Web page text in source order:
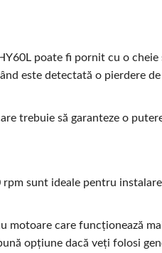
poate fi pornit cu o
este detectată o pierdere
trebuie să garanteze o
rpm sunt ideale pentru
motoare care funcționează
opțiune dacă veți folosi